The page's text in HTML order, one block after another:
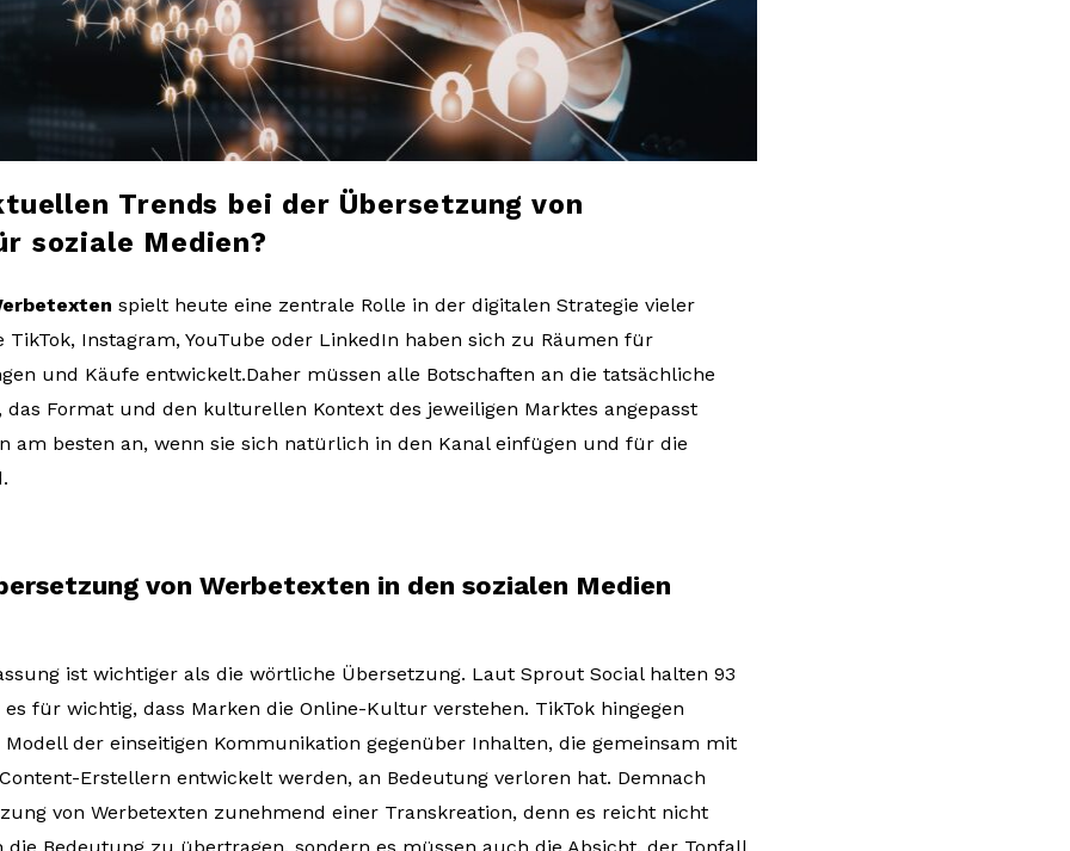
Trends bei der Übersetzung von
soziale Medien?
spielt heute eine zentrale Rolle in der digitalen Strategie vieler
TikTok, Instagram, YouTube oder LinkedIn haben sich zu Räumen für
und Käufe entwickelt.Daher müssen alle Botschaften an die tatsächliche
das Format und den kulturellen Kontext des jeweiligen Marktes angepasst
am besten an, wenn sie sich natürlich in den Kanal einfügen und für die
von Werbetexten in den sozialen Medien
ist wichtiger als die wörtliche Übersetzung. Laut Sprout Social halten 93
für wichtig, dass Marken die Online-Kultur verstehen. TikTok hingegen
Modell der einseitigen Kommunikation gegenüber Inhalten, die gemeinsam mit
Erstellern entwickelt werden, an Bedeutung verloren hat. Demnach
von Werbetexten zunehmend einer Transkreation, denn es reicht nicht